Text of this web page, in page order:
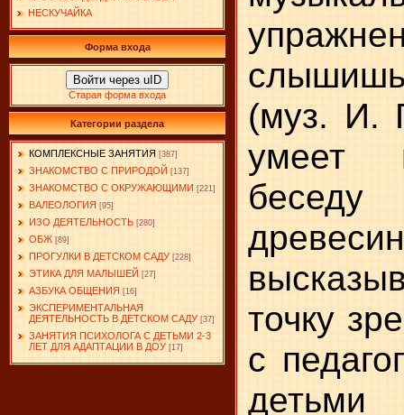
НЕСКУЧАЙКА
Форма входа
Войти через uID
Старая форма входа
Категории раздела
КОМПЛЕКСНЫЕ ЗАНЯТИЯ [387]
ЗНАКОМСТВО С ПРИРОДОЙ [137]
ЗНАКОМСТВО С ОКРУЖАЮЩИМИ [221]
ВАЛЕОЛОГИЯ [95]
ИЗО ДЕЯТЕЛЬНОСТЬ [280]
ОБЖ [89]
ПРОГУЛКИ В ДЕТСКОМ САДУ [228]
ЭТИКА ДЛЯ МАЛЫШЕЙ [27]
АЗБУКА ОБЩЕНИЯ [16]
ЭКСПЕРИМЕНТАЛЬНАЯ
ДЕЯТЕЛЬНОСТЬ В ДЕТСКОМ САДУ [37]
ЗАНЯТИЯ ПСИХОЛОГА С ДЕТЬМИ 2-3
ЛЕТ ДЛЯ АДАПТАЦИИ В ДОУ [17]
(муз. И.
умеет
беседу
точку
с
детьми